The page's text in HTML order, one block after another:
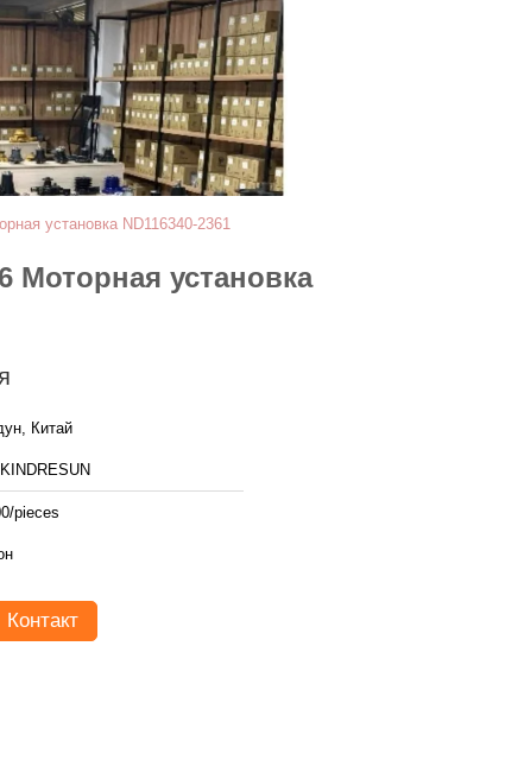
установка ND116340-2361
Моторная установка
Китай
pieces
Контакт